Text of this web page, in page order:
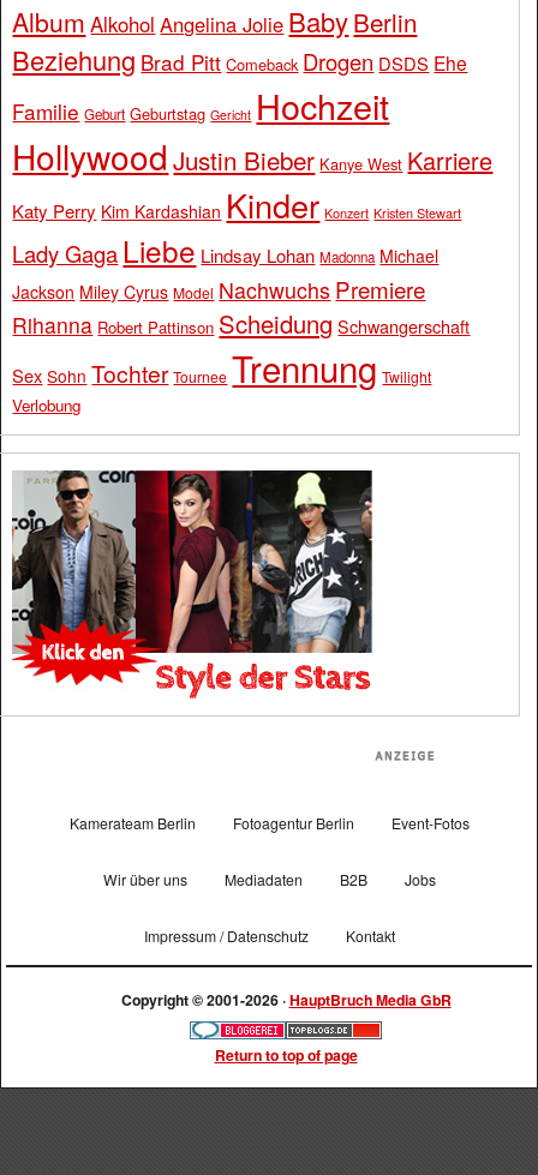
Album Alkohol Angelina Jolie BabyBerlin
Beziehung Brad Pitt Comeback Drogen DSDS Ehe
Familie Geburt Geburtstag Gericht Hochzeit
Hollywood Justin Bieber Kanye West Karriere
Katy Perry Kim Kardashian Kinder Konzert Kristen Stewart
Lady Gaga Liebe Lindsay Lohan Madonna Michael
Jackson Miley Cyrus Model Nachwuchs Premiere
Rihanna Robert Pattinson Scheidung Schwangerschaft
Sex Sohn Tochter Tournee Trennung Twilight
Verlobung
Kamerateam Berlin Fotoagentur Berlin Event-Fotos
Wir über uns Mediadaten B2B Jobs
Impressum / Datenschutz Kontakt
Copyright © 2001-2026 ·HauptBruch Media GbR
Return to top of page